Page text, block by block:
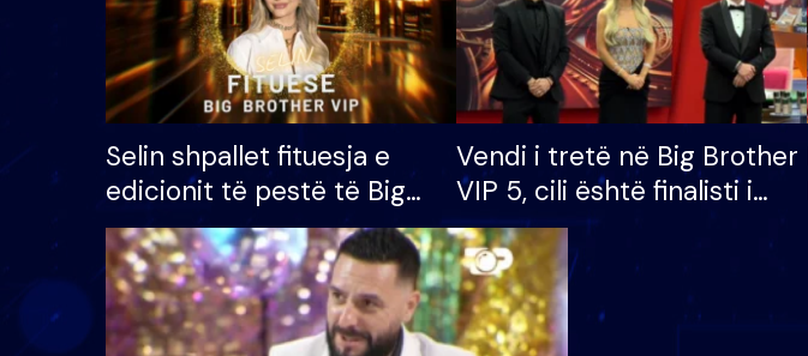
Selin shpallet fituesja e
edicionit të pestë të Big
Brother VIP, rrëmben
çmimin e madh prej 100
mijë eurosh
Vendi i tretë në Big Brother
VIP 5, cili është finalisti i
radhës që lë shtëpinë